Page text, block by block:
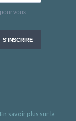
En savoir plus sur la